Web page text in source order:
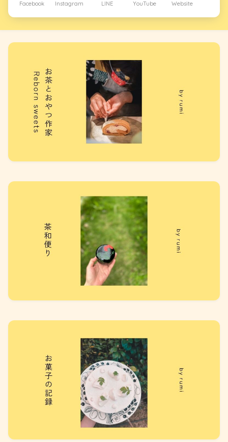
Facebook Instagram LINE YouTube Website